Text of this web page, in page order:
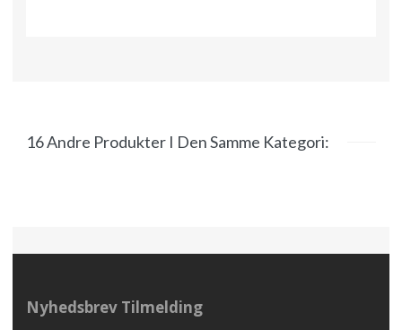
16 Andre Produkter I Den Samme Kategori:
Nyhedsbrev Tilmelding